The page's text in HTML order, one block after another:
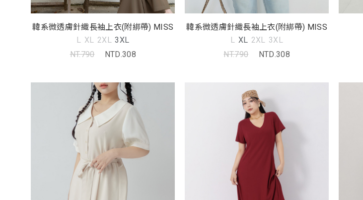
韓系微透膚針織長袖上衣(附綁帶) MISS
L XL 2XL 3XL
NT.790
NTD.308
韓系微透膚針織長袖上衣(附綁帶) MISS
L XL 2XL 3XL
NT.790
NTD.308